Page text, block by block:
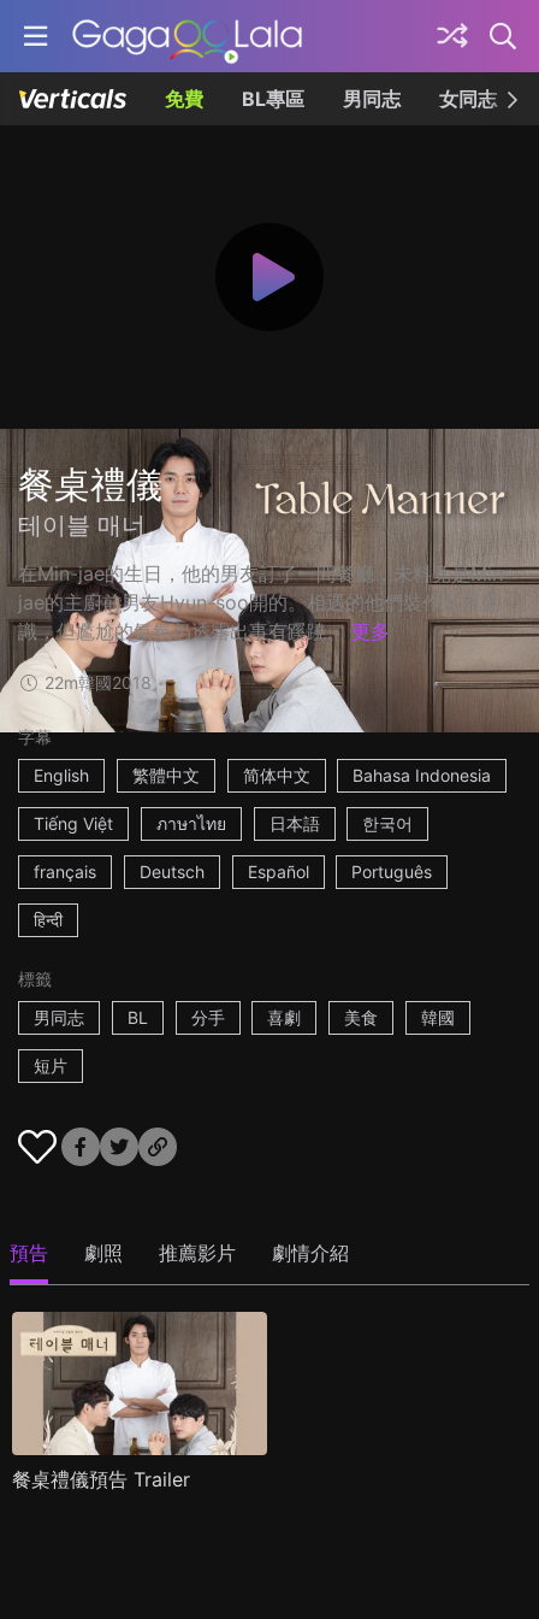
免費 BL專區 男同志 女同志
餐桌禮儀
테이블 매너
在Min-jae的生日，他的男友訂了一間餐廳，未料竟是Min-
jae的主廚前男友Hyun-soo開的。相遇的他們裝作互不認
識，但尷尬的氣氛仍透露出事有蹊蹺。 更多
22m韓國2018
字幕
English
繁體中文 简体中文 Bahasa Indonesia
Tiếng Việt ภาษาไทย 日本語 한국어
français Deutsch Español Português
हिन्दी
標籤
男同志
BL 分手 喜劇 美食 韓國
短片
預告 劇照 推薦影片 劇情介紹
餐桌禮儀預告 Trailer